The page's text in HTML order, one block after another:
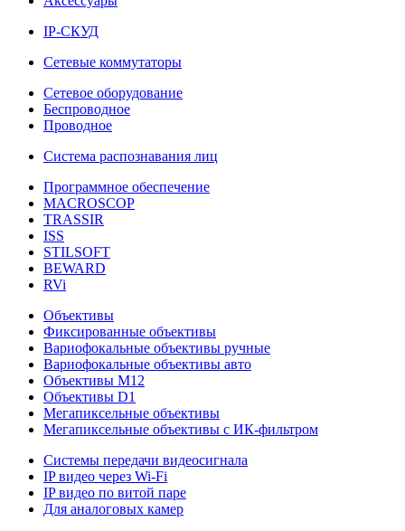
IP-СКУД
Сетевые коммутаторы
Сетевое оборудование
Беспроводное
Проводное
Система распознавания лиц
Программное обеспечение
MACROSCOP
TRASSIR
ISS
STILSOFT
BEWARD
RVi
Объективы
Фиксированные объективы
Вариофокальные объективы ручные
Вариофокальные объективы авто
Объективы М12
Объективы D1
Мегапиксельные объективы
Мегапиксельные объективы с ИК-фильтром
Системы передачи видеосигнала
IP видео через Wi-Fi
IP видео по витой паре
Для аналоговых камер